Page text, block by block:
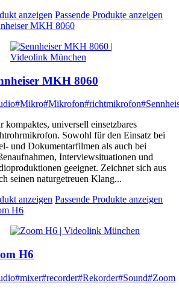
anzeigen Passende Produkte anzeigen
MKH 8060
MKH 8060
#Mikro#Mikrofon#richtmikrofon
kompaktes, universell einsetzbares
Sowohl für den Einsatz bei
und Dokumentarfilmen als auch bei
Interviewsituationen und
geeignet. Zeichnet sich aus
seinen naturgetreuen Klang...
anzeigen Passende Produkte anzeigen
H6
H6
#mixer#recorder#Rekorder#Sound#Zoom